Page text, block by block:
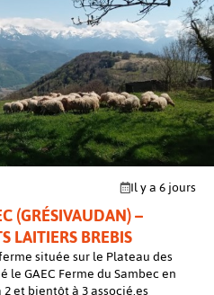
Il y a 6 jours
(GRÉSIVAUDAN) –
LAITIERS BREBIS
située sur le Plateau des
le GAEC Ferme du Sambec en